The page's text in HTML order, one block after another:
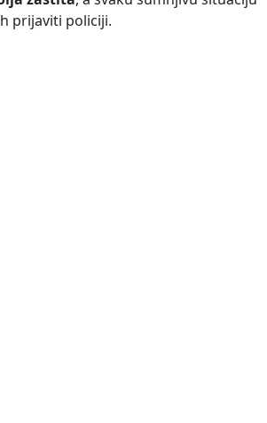
prijaviti policiji.